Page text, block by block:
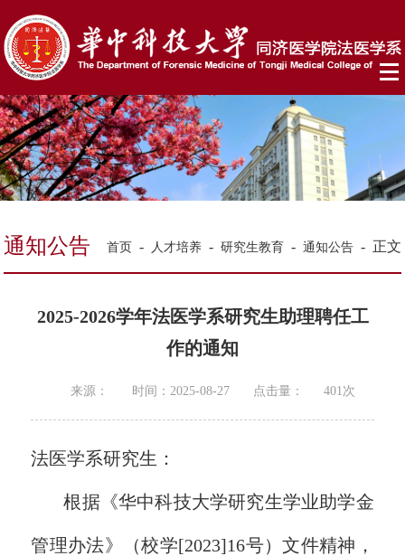
通知公告 首页 - 人才培养 - 研究生教育 - 通知公告 - 正文
2025-2026学年法医学系研究生助理聘任工
作的通知
来源： 时间：2025-08-27 点击量： 401 次
法医学系研究生：
根据《华中科技大学研究生学业助学金
管理办法》（校学[2023]16号）文件精神，